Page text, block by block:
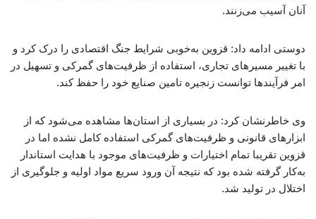
آنان آسیب می‌زنند.
دوستی ادامه داد: قزوین به‌خوبی شرایط جنگ اقتصادی را درک کرد و
با تغییر مسیرهای تجاری، استفاده از ظرفیت‌های گمرکی و تسهیل در
امر فرآیندها توانست زنجیره تامین صنایع خود را حفظ کند.
وی خاطرنشان کرد: در بسیاری از استان‌ها مشاهده می‌شود که از
ابزارهای قانونی و ظرفیت‌های گمرکی استفاده کامل نشده اما در
قزوین تقریبا تمام اختیارات و ظرفیت‌های موجود با هدایت استاندار
به‌کار گرفته شده بود که نتیجه آن ورود سریع مواد اولیه و جلوگیری از
اختلال در تولید شد.